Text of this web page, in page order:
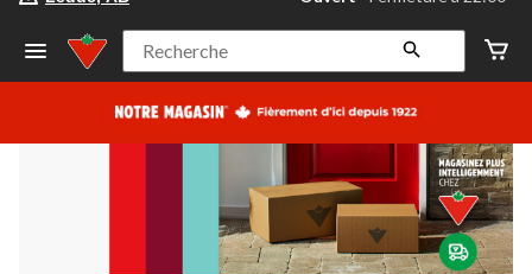
préféré
Leduc,
AB,
courament
Fermeture
à
22:00
cliquer
pour
changer
Recherche